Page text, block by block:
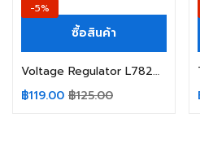
-5%
ซื้อสินค้า
Voltage Regulator L7824CT ST TO-3 1.5A 24V
฿119.00 ฿125.00